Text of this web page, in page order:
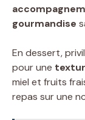
gourmandise
En dessert,
pour une
miel et fruits
repas sur une